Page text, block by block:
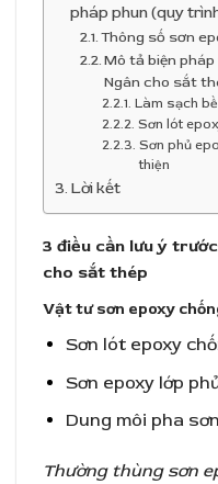
pháp phun (quy
Thông số sơn
Mô tả biện
Ngân cho sắt
Làm sạch
Sơn lót
Sơn phủ
thiện
Lời kết
3 điều cần lưu ý
cho sắt thép
Vật tư sơn epoxy
Sơn lót epoxy
Sơn epoxy lớp
Dung môi pha sơn
Thường thùng sơn